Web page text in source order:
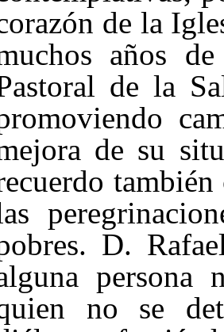
de la
años
de la
de su
D.
persona
no se